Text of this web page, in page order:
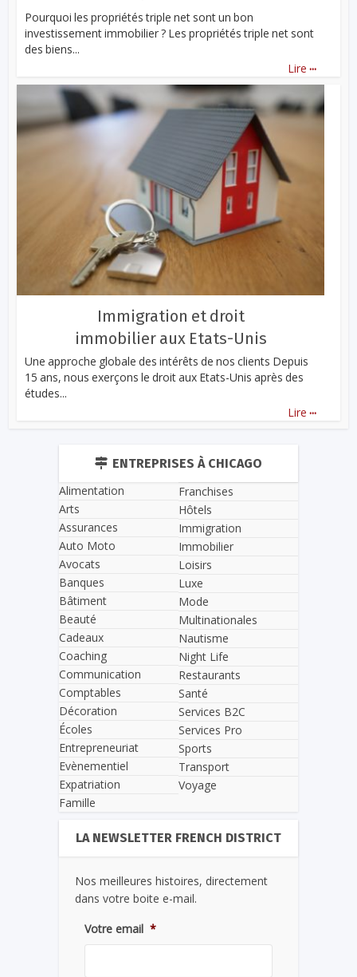
Pourquoi les propriétés triple net sont un bon
investissement immobilier ? Les propriétés triple net sont
des biens...
Lire ...
Immigration et droit
immobilier aux Etats-Unis
Une approche globale des intérêts de nos clients Depuis
15 ans, nous exerçons le droit aux Etats-Unis après des
études...
Lire ...
ENTREPRISES À CHICAGO
Alimentation
Arts
Assurances
Auto Moto
Avocats
Banques
Bâtiment
Beauté
Cadeaux
Coaching
Communication
Comptables
Décoration
Écoles
Entrepreneuriat
Evènementiel
Expatriation
Famille
Franchises
Hôtels
Immigration
Immobilier
Loisirs
Luxe
Mode
Multinationales
Nautisme
Night Life
Restaurants
Santé
Services B2C
Services Pro
Sports
Transport
Voyage
LA NEWSLETTER FRENCH DISTRICT
Nos meilleures histoires, directement
dans votre boite e-mail.
Votre email *